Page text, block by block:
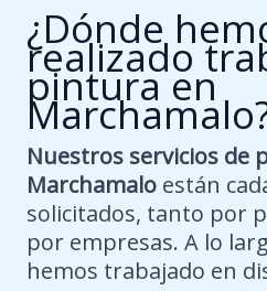
¿Dónde
realizado
pintura en
Nuestros servicios de
Marchamalo están
solicitados, tanto por
por empresas. A lo
hemos trabajado en